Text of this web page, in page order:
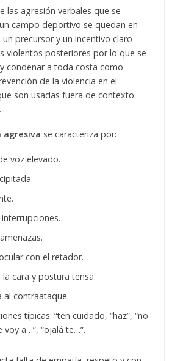
las agresión verbales que se
campo deportivo se quedan en
precursor y un incentivo claro
violentos posteriores por lo que se
condenar a toda costa como
de la violencia en el
son usadas fuera de contexto
agresiva se caracteriza por:
voz elevado.
con el retador.
cara y postura tensa.
al contraataque.
típicas: “ten cuidado, “haz”, “no
voy a…”, “ojalá te…”.